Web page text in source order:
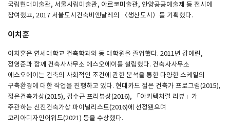
국립현대미술관, 서울시립미술관, 아르코미술관, 안양공공예술제 등 전시에
참여했고, 2017 서울도시건축비엔날레의 〈생산도시〉를 기획했다.
이치훈
이치훈은 연세대학교 건축학과와 동 대학원을 졸업했다. 2011년 강예린,
정영준과 함께 건축사사무소 에스오에이를 설립했다. 건축사사무소
에스오에이는 건축의 사회적인 조건에 관한 분석을 통한 다양한 스케일의
구축환경에 대한 작업을 진행하고 있다. 현대카드 젊은 건축가 프로그램(2015),
젊은건축가상(2015), 김수근 프리뷰상(2016), 「아키텍처럴 리뷰」가
주관하는 신진건축가상 파이널리스트(2016)에 선정됐으며
코리아디자인어워드(2021) 등을 수상했다.